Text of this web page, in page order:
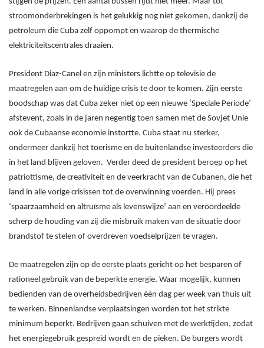
stroomonderbrekingen is het gelukkig nog niet gekomen, dankzij de
petroleum die Cuba zelf oppompt en waarop de thermische
elektriciteitscentrales draaien.
President Diaz-Canel en zijn ministers lichtte op televisie de
maatregelen aan om de huidige crisis te door te komen. Zijn eerste
boodschap was dat Cuba zeker niet op een nieuwe ‘Speciale Periode’
afstevent, zoals in de jaren negentig toen samen met de Sovjet Unie
ook de Cubaanse economie instortte. Cuba staat nu sterker,
ondermeer dankzij het toerisme en de buitenlandse investeerders die
in het land blijven geloven. Verder deed de president beroep op het
patriottisme, de creativiteit en de veerkracht van de Cubanen, die het
land in alle vorige crisissen tot de overwinning voerden. Hij prees
‘spaarzaamheid en altruïsme als levenswijze’ aan en veroordeelde
scherp de houding van zij die misbruik maken van de situatie door
brandstof te stelen of overdreven voedselprijzen te vragen.
De maatregelen zijn op de eerste plaats gericht op het besparen of
rationeel gebruik van de beperkte energie. Waar mogelijk, kunnen
bedienden van de overheidsbedrijven één dag per week van thuis uit
te werken. Binnenlandse verplaatsingen worden tot het strikte
minimum beperkt. Bedrijven gaan schuiven met de werktijden, zodat
het energiegebruik gespreid wordt en de pieken. De burgers wordt